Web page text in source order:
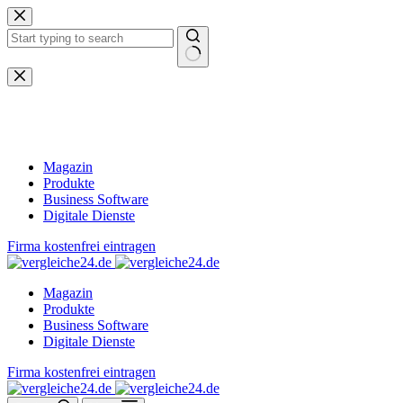
Zum
Inhalt
springen
Keine
Ergebnisse
Magazin
Produkte
Business Software
Digitale Dienste
Firma kostenfrei eintragen
Magazin
Produkte
Business Software
Digitale Dienste
Firma kostenfrei eintragen